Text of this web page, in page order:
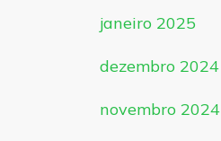
janeiro 2025
dezembro 2024
novembro 2024